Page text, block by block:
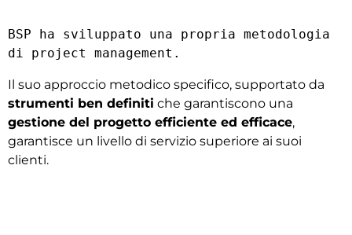
BSP ha sviluppato una propria metodologia
di project management.
Il suo approccio metodico specifico, supportato da
strumenti ben definiti che garantiscono una
gestione del progetto efficiente ed efficace,
garantisce un livello di servizio superiore ai suoi
clienti.